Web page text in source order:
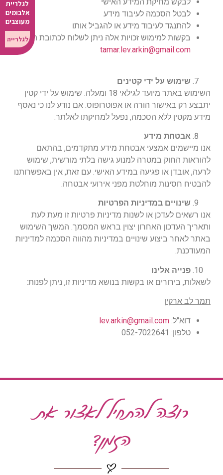
לבטל הסכמה לעיבוד מידע
להתנגד לעיבוד מידע או להגביל אותו
בקשות למימוש זכויות אלה ניתן לשלוח לכתובת המייל
tamar.lev.arkin@gmail.com
שימוש על ידי קטינים
השימוש באתר מיועד לגילאי 18 ומעלה. שימוש על ידי קטין
יתבצע רק באישור הורה או אפוטרופוס. אם נודע לנו כי נאסף
מידע מקטין ללא הסכמה, נפעל למחיקתו לאלתר.
אבטחת מידע
אנו מיישמים אמצעי אבטחת מידע מתקדמים, בהתאם
להוראות החוק במטרה למנוע גישה בלתי מורשית, שימוש
לרעה, אובדן או פגיעה במידע האישי. עם זאת, אין באפשרותנו
להבטיח חסינות מוחלטת מפני אירועי אבטחה.
שינויים במדיניות הפרטיות
אנו רשאים לעדכן או לשנות מדיניות פרטיות זו מעת לעת
ותאריך העדכון האחרון יצוין בראש המסמך. המשך השימוש
באתר לאחר ביצוע שינויים במדיניות מהווה הסכמה למדיניות
המעודכנת.
פנייה אלינו
לשאלות, בירורים או בקשות בנושא מדיניות זו, ניתן לפנות:
תמר לב ארקין
דוא"ל: lev.arkin@gmail.com
טלפון: 052-7022641
רוצה להתחיל לאצור את
הזמן?
לגלריית
אלבומים
מעוצבים
לגלרייה יש לי פחות מ-2000 תמונות